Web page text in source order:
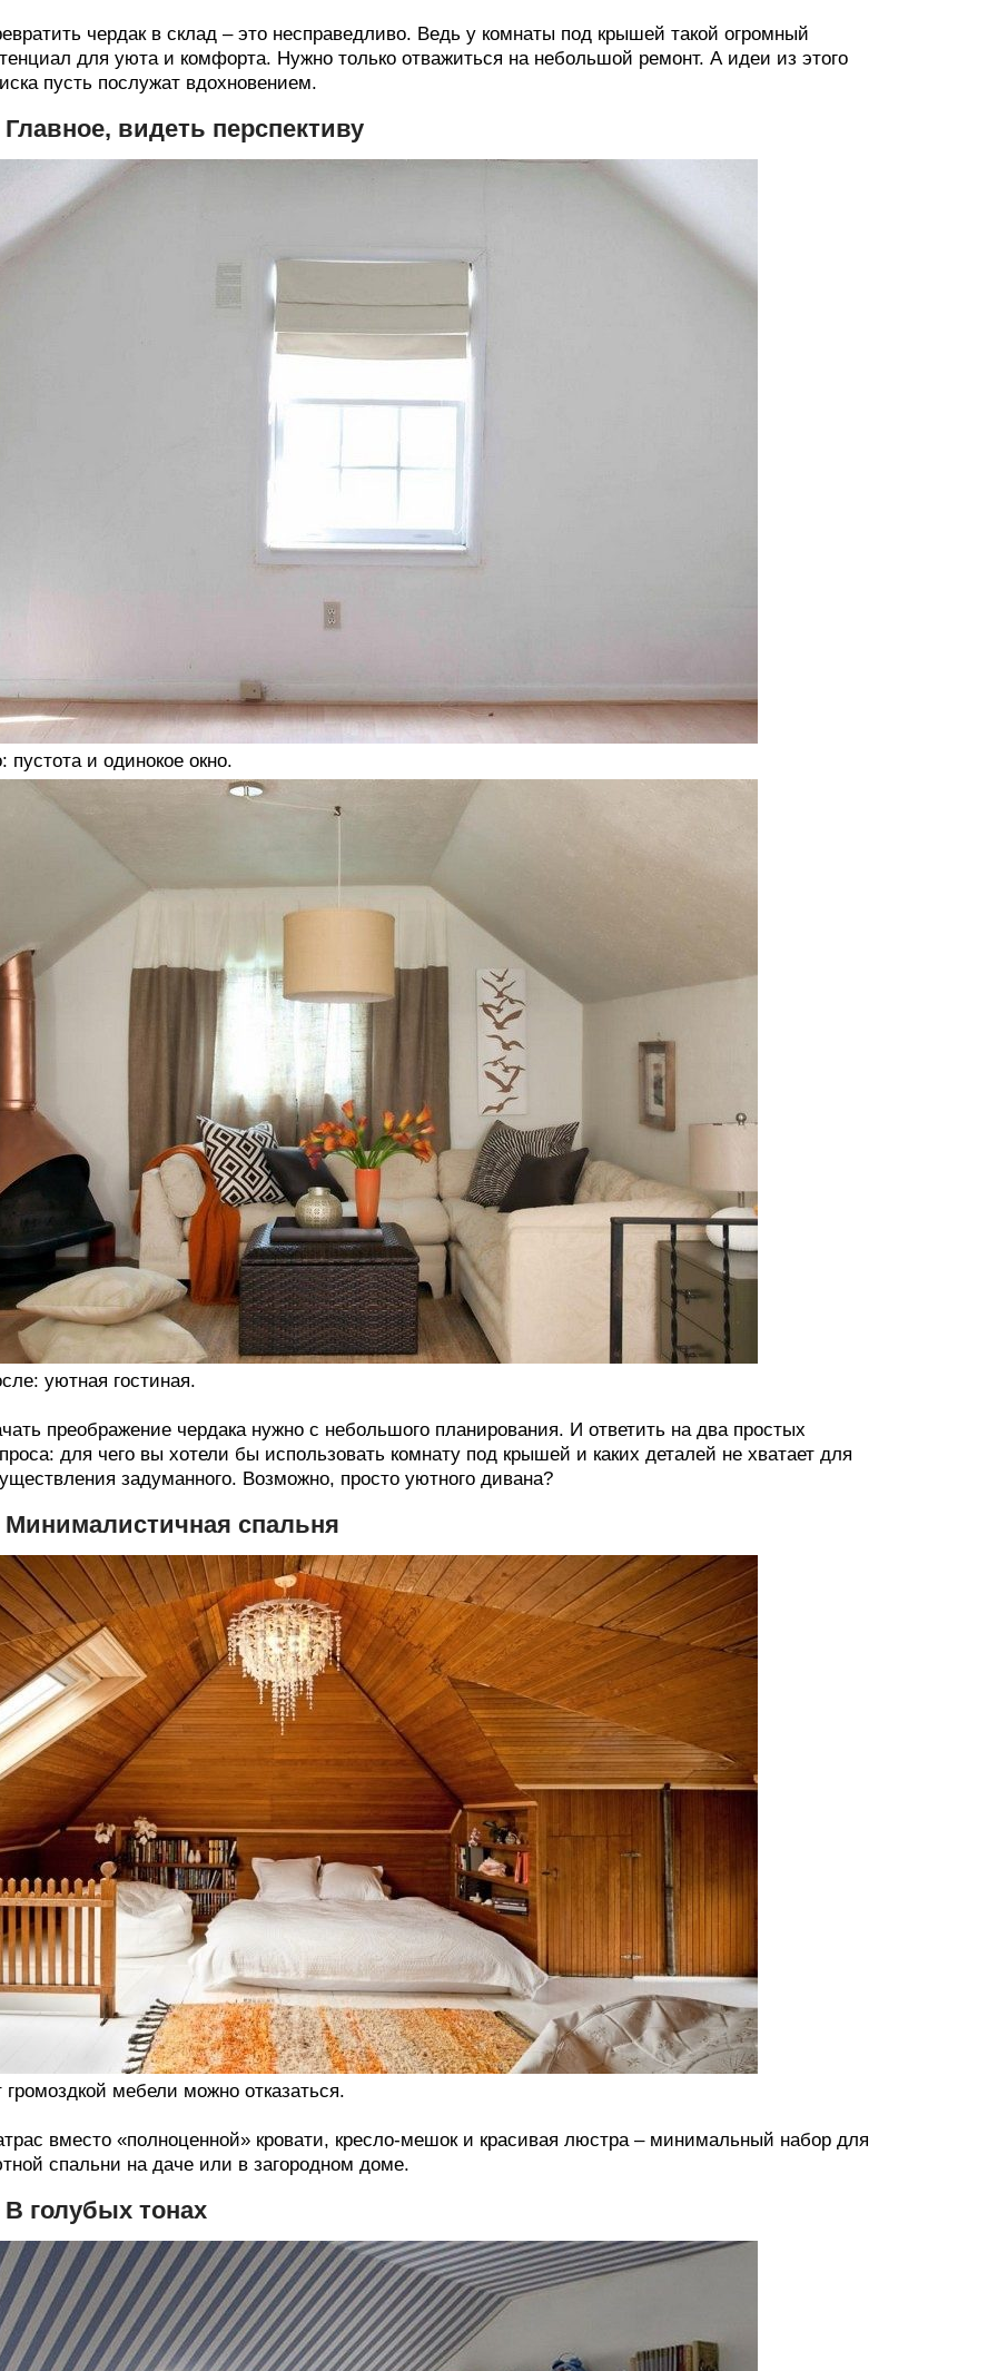
чердак в склад – это несправедливо. Ведь у комнаты под крышей такой огромный
для уюта и комфорта. Нужно только отважиться на небольшой ремонт. А идеи из этого
пусть послужат вдохновением.
Главное, видеть перспективу
пустота и одинокое окно.
уютная гостиная.
преображение чердака нужно с небольшого планирования. И ответить на два простых
для чего вы хотели бы использовать комнату под крышей и каких деталей не хватает для
задуманного. Возможно, просто уютного дивана?
Минималистичная спальня
громоздкой мебели можно отказаться.
вместо «полноценной» кровати, кресло-мешок и красивая люстра – минимальный набор для
спальни на даче или в загородном доме.
В голубых тонах